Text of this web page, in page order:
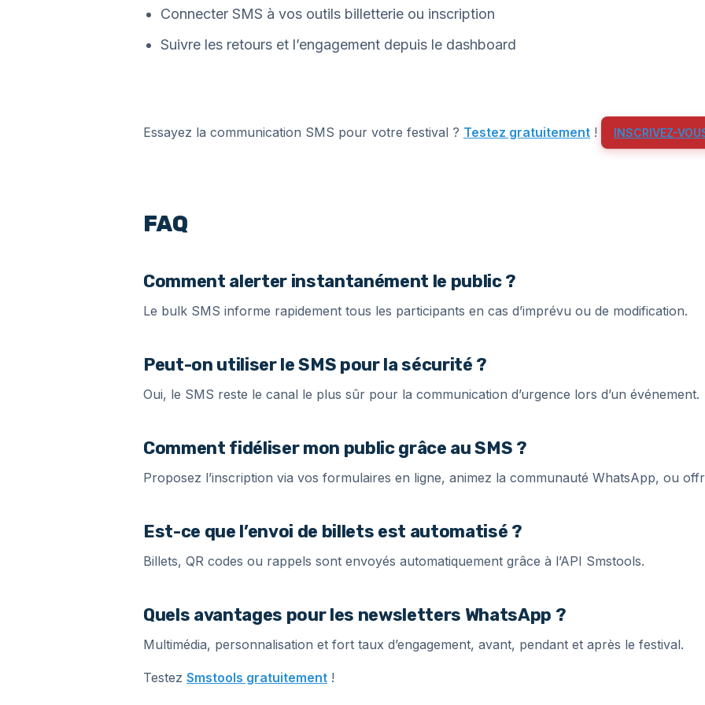
Connecter SMS à vos outils billetterie ou inscription
Suivre les retours et l’engagement depuis le dashboard
Essayez la communication SMS pour votre festival ? Testez gratuitement ! INSCRIVEZ-
FAQ
Comment alerter instantanément le public ?
Le bulk SMS informe rapidement tous les participants en cas d’imprévu ou de modification.
Peut-on utiliser le SMS pour la sécurité ?
Oui, le SMS reste le canal le plus sûr pour la communication d’urgence lors d’un événement.
Comment fidéliser mon public grâce au SMS ?
Proposez l’inscription via vos formulaires en ligne, animez la communauté WhatsApp, ou
Est-ce que l’envoi de billets est automatisé ?
Billets, QR codes ou rappels sont envoyés automatiquement grâce à l’API Smstools.
Quels avantages pour les newsletters WhatsApp ?
Multimédia, personnalisation et fort taux d’engagement, avant, pendant et après le festival.
Testez Smstools gratuitement !